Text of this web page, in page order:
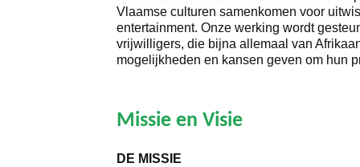
Vlaamse culturen samenkomen voor
entertainment. Onze werking wordt
vrijwilligers, die bijna allemaal van
mogelijkheden en kansen geven om hun
Missie en Visie
DE MISSIE